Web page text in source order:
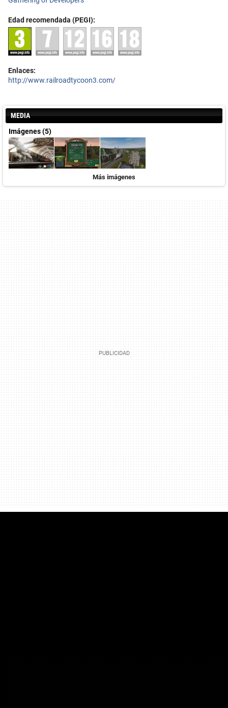
Edad recomendada (PEGI):
Enlaces:
http://www.railroadtycoon3.com/
MEDIA
Imágenes (5)
Más imágenes